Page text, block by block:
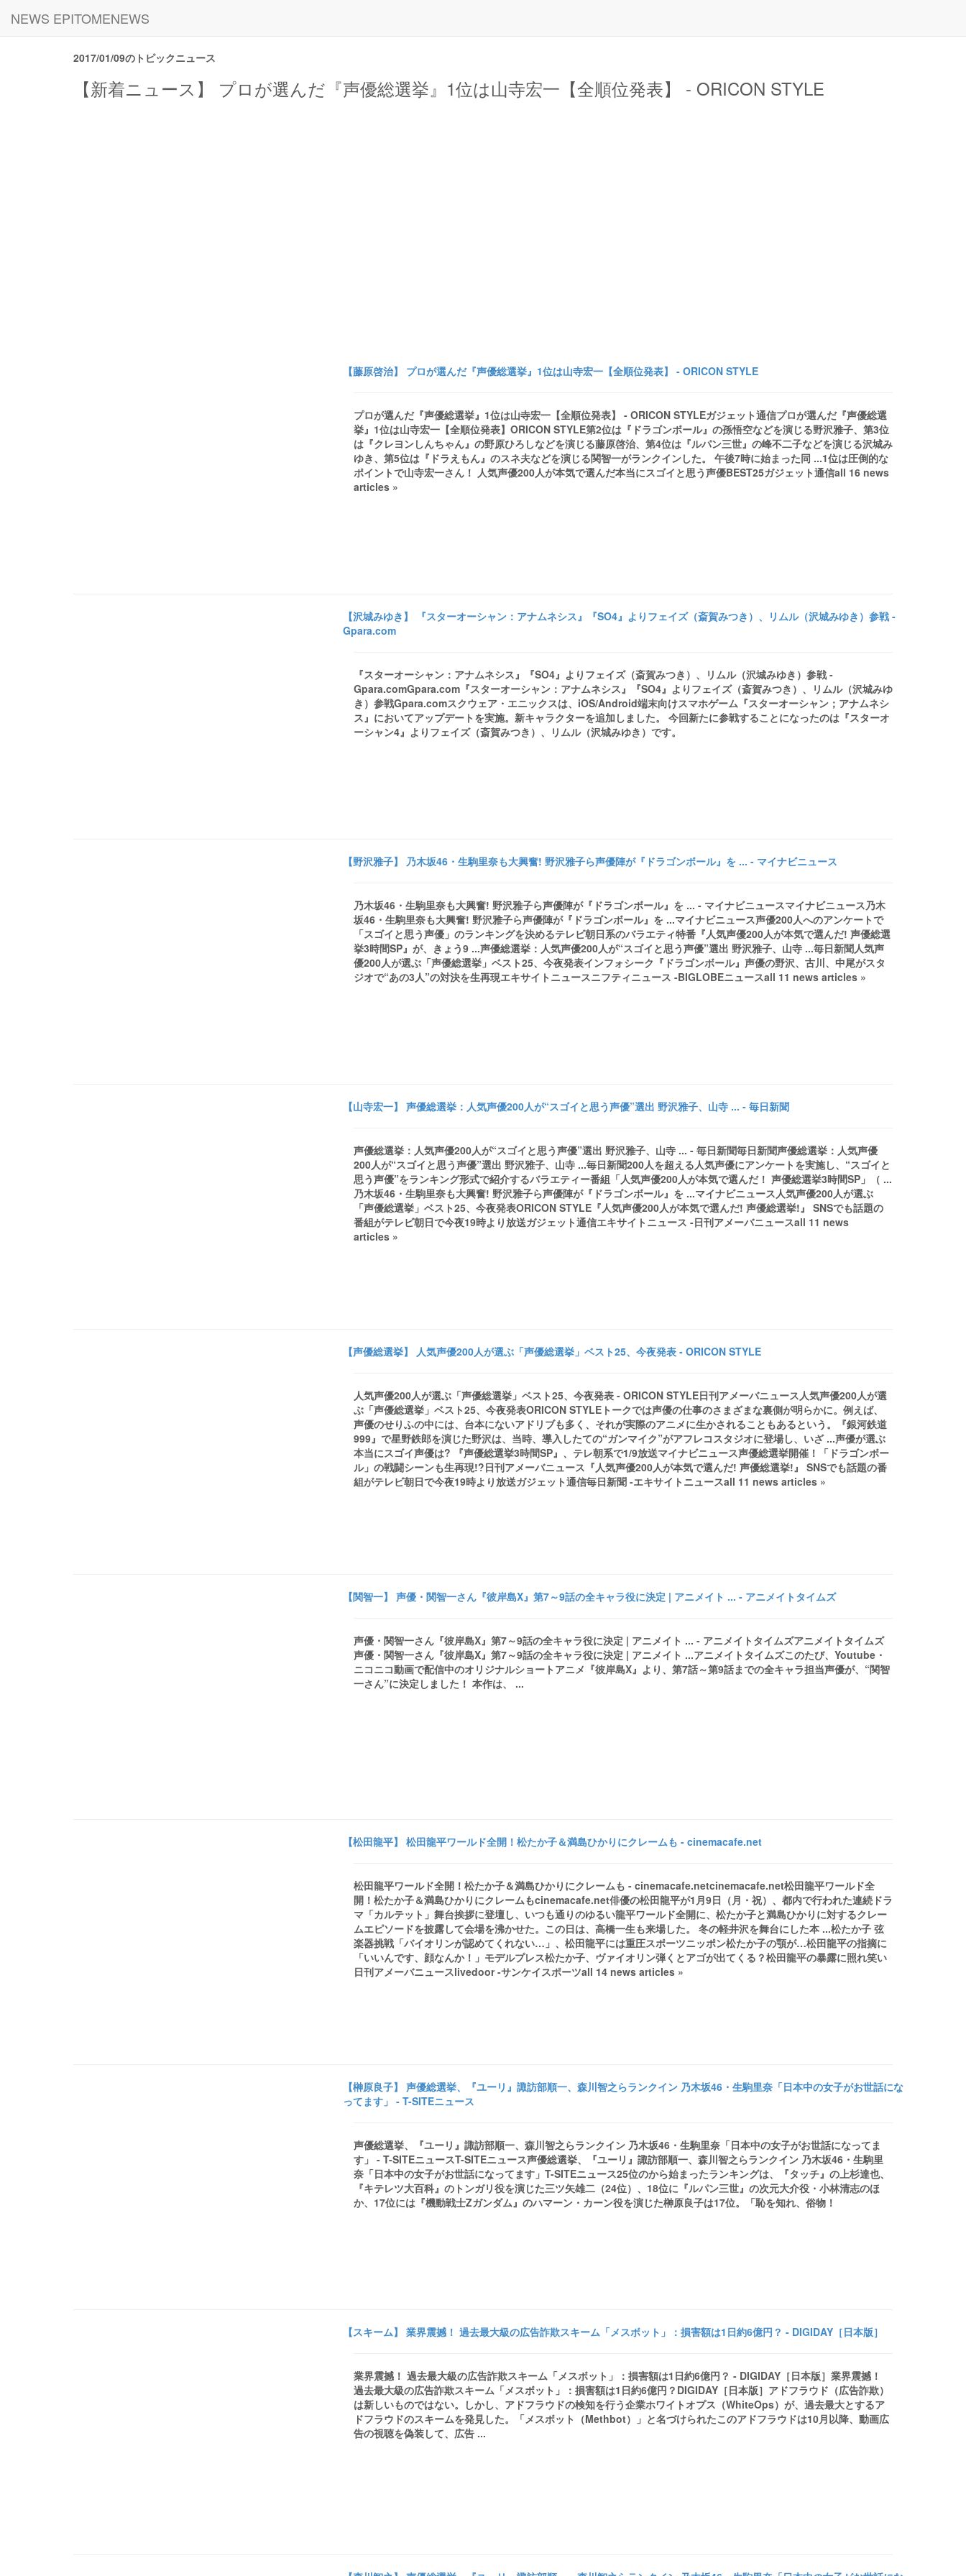
NEWS EPITOMENEWS
2017/01/09のトピックニュース
【新着ニュース】 プロが選んだ『声優総選挙』1位は山寺宏一【全順位発表】 - ORICON STYLE
【藤原啓治】 プロが選んだ『声優総選挙』1位は山寺宏一【全順位発表】 - ORICON STYLE
プロが選んだ『声優総選挙』1位は山寺宏一【全順位発表】 - ORICON STYLEガジェット通信プロが選んだ『声優総選
挙』1位は山寺宏一【全順位発表】ORICON STYLE第2位は『ドラゴンボール』の孫悟空などを演じる野沢雅子、第3位
は『クレヨンしんちゃん』の野原ひろしなどを演じる藤原啓治、第4位は『ルパン三世』の峰不二子などを演じる沢城み
ゆき、第5位は『ドラえもん』のスネ夫などを演じる関智一がランクインした。 午後7時に始まった同 ...1位は圧倒的な
ポイントで山寺宏一さん！ 人気声優200人が本気で選んだ本当にスゴイと思う声優BEST25ガジェット通信all 16 news
articles »
【沢城みゆき】 『スターオーシャン：アナムネシス』『SO4』よりフェイズ（斎賀みつき）、リムル（沢城みゆき）参戦 -
Gpara.com
『スターオーシャン：アナムネシス』『SO4』よりフェイズ（斎賀みつき）、リムル（沢城みゆき）参戦 -
Gpara.comGpara.com『スターオーシャン：アナムネシス』『SO4』よりフェイズ（斎賀みつき）、リムル（沢城みゆ
き）参戦Gpara.comスクウェア・エニックスは、iOS/Android端末向けスマホゲーム『スターオーシャン；アナムネシ
ス』においてアップデートを実施。新キャラクターを追加しました。 今回新たに参戦することになったのは『スターオ
ーシャン4』よりフェイズ（斎賀みつき）、リムル（沢城みゆき）です。
【野沢雅子】 乃木坂46・生駒里奈も大興奮! 野沢雅子ら声優陣が『ドラゴンボール』を ... - マイナビニュース
乃木坂46・生駒里奈も大興奮! 野沢雅子ら声優陣が『ドラゴンボール』を ... - マイナビニュースマイナビニュース乃木
坂46・生駒里奈も大興奮! 野沢雅子ら声優陣が『ドラゴンボール』を ...マイナビニュース声優200人へのアンケートで
「スゴイと思う声優」のランキングを決めるテレビ朝日系のバラエティ特番『人気声優200人が本気で選んだ! 声優総選
挙3時間SP』が、きょう9 ...声優総選挙：人気声優200人が“スゴイと思う声優”選出 野沢雅子、山寺 ...毎日新聞人気声
優200人が選ぶ「声優総選挙」ベスト25、今夜発表インフォシーク『ドラゴンボール』声優の野沢、古川、中尾がスタ
ジオで“あの3人”の対決を生再現エキサイトニュースニフティニュース -BIGLOBEニュースall 11 news articles »
【山寺宏一】 声優総選挙：人気声優200人が“スゴイと思う声優”選出 野沢雅子、山寺 ... - 毎日新聞
声優総選挙：人気声優200人が“スゴイと思う声優”選出 野沢雅子、山寺 ... - 毎日新聞毎日新聞声優総選挙：人気声優
200人が“スゴイと思う声優”選出 野沢雅子、山寺 ...毎日新聞200人を超える人気声優にアンケートを実施し、“スゴイと
思う声優”をランキング形式で紹介するバラエティー番組「人気声優200人が本気で選んだ！ 声優総選挙3時間SP」（ ...
乃木坂46・生駒里奈も大興奮! 野沢雅子ら声優陣が『ドラゴンボール』を ...マイナビニュース人気声優200人が選ぶ
「声優総選挙」ベスト25、今夜発表ORICON STYLE『人気声優200人が本気で選んだ! 声優総選挙!』 SNSでも話題の
番組がテレビ朝日で今夜19時より放送ガジェット通信エキサイトニュース -日刊アメーバニュースall 11 news
articles »
【声優総選挙】 人気声優200人が選ぶ「声優総選挙」ベスト25、今夜発表 - ORICON STYLE
人気声優200人が選ぶ「声優総選挙」ベスト25、今夜発表 - ORICON STYLE日刊アメーバニュース人気声優200人が選
ぶ「声優総選挙」ベスト25、今夜発表ORICON STYLEトークでは声優の仕事のさまざまな裏側が明らかに。例えば、
声優のせりふの中には、台本にないアドリブも多く、それが実際のアニメに生かされることもあるという。『銀河鉄道
999』で星野鉄郎を演じた野沢は、当時、導入したての“ガンマイク”がアフレコスタジオに登場し、いざ ...声優が選ぶ
本当にスゴイ声優は? 『声優総選挙3時間SP』、テレ朝系で1/9放送マイナビニュース声優総選挙開催！「ドラゴンボー
ル」の戦闘シーンも生再現!?日刊アメーバニュース『人気声優200人が本気で選んだ! 声優総選挙!』 SNSでも話題の番
組がテレビ朝日で今夜19時より放送ガジェット通信毎日新聞 -エキサイトニュースall 11 news articles »
【関智一】 声優・関智一さん『彼岸島X』第7～9話の全キャラ役に決定 | アニメイト ... - アニメイトタイムズ
声優・関智一さん『彼岸島X』第7～9話の全キャラ役に決定 | アニメイト ... - アニメイトタイムズアニメイトタイムズ
声優・関智一さん『彼岸島X』第7～9話の全キャラ役に決定 | アニメイト ...アニメイトタイムズこのたび、Youtube・
ニコニコ動画で配信中のオリジナルショートアニメ『彼岸島X』より、第7話～第9話までの全キャラ担当声優が、“関智
一さん”に決定しました！ 本作は、 ...
【松田龍平】 松田龍平ワールド全開！松たか子＆満島ひかりにクレームも - cinemacafe.net
松田龍平ワールド全開！松たか子＆満島ひかりにクレームも - cinemacafe.netcinemacafe.net松田龍平ワールド全
開！松たか子＆満島ひかりにクレームもcinemacafe.net俳優の松田龍平が1月9日（月・祝）、都内で行われた連続ドラ
マ「カルテット」舞台挨拶に登壇し、いつも通りのゆるい龍平ワールド全開に、松たか子と満島ひかりに対するクレー
ムエピソードを披露して会場を沸かせた。この日は、高橋一生も来場した。 冬の軽井沢を舞台にした本 ...松たか子 弦
楽器挑戦「バイオリンが認めてくれない…」、松田龍平には重圧スポーツニッポン松たか子の顎が…松田龍平の指摘に
「いいんです、顔なんか！」モデルプレス松たか子、ヴァイオリン弾くとアゴが出てくる？松田龍平の暴露に照れ笑い
日刊アメーバニュースlivedoor -サンケイスポーツall 14 news articles »
【榊原良子】 声優総選挙、『ユーリ』諏訪部順一、森川智之らランクイン 乃木坂46・生駒里奈「日本中の女子がお世話にな
ってます」 - T-SITEニュース
声優総選挙、『ユーリ』諏訪部順一、森川智之らランクイン 乃木坂46・生駒里奈「日本中の女子がお世話になってま
す」 - T-SITEニュースT-SITEニュース声優総選挙、『ユーリ』諏訪部順一、森川智之らランクイン 乃木坂46・生駒里
奈「日本中の女子がお世話になってます」T-SITEニュース25位のから始まったランキングは、『タッチ』の上杉達也、
『キテレツ大百科』のトンガリ役を演じた三ツ矢雄二（24位）、18位に『ルパン三世』の次元大介役・小林清志のほ
か、17位には『機動戦士Ζガンダム』のハマーン・カーン役を演じた榊原良子は17位。「恥を知れ、俗物！
【スキーム】 業界震撼！ 過去最大級の広告詐欺スキーム「メスボット」：損害額は1日約6億円？ - DIGIDAY［日本版］
業界震撼！ 過去最大級の広告詐欺スキーム「メスボット」：損害額は1日約6億円？ - DIGIDAY［日本版］業界震撼！
過去最大級の広告詐欺スキーム「メスボット」：損害額は1日約6億円？DIGIDAY［日本版］アドフラウド（広告詐欺）
は新しいものではない。しかし、アドフラウドの検知を行う企業ホワイトオプス（WhiteOps）が、過去最大とするア
ドフラウドのスキームを発見した。「メスボット（Methbot）」と名づけられたこのアドフラウドは10月以降、動画広
告の視聴を偽装して、広告 ...